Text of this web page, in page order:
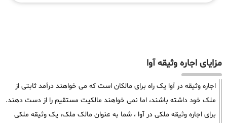
مزایای اجاره وثیقه آوا
اجاره وثیقه در آوا یک راه برای مالکان است که می خواهند درآمد ثابتی از
ملک خود داشته باشند، اما نمی خواهند مالکیت مستقیم را از دست دهند.
برای اجاره وثیقه ملکی در آوا ، شما به عنوان مالک ملک، یک وثیقه ملکی